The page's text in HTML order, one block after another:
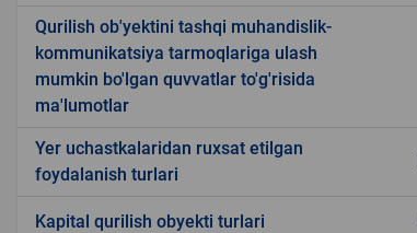
Qurilish ob'yektini tashqi muhandislik-
kommunikatsiya tarmoqlariga ulash
mumkin bo'lgan quvvatlar to'g'risida
ma'lumotlar
Yer uchastkalaridan ruxsat etilgan
foydalanish turlari
Kapital qurilish obyekti turlari